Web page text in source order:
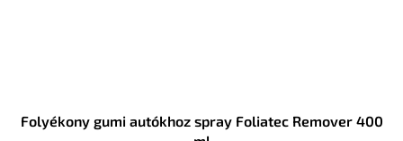
Folyékony gumi autókhoz spray Foliatec Remover 400